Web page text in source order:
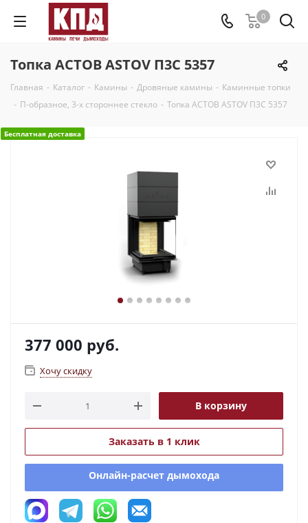
0
Топка АСТОВ ASTOV П3С 5357
Главная - Каталог - Камины - Дровяные камины - Каминные топки
- П-образное, 3-х стороннее стекло - Топка АСТОВ ASTOV П3С 5357
Бесплатная доставка
377 000 руб.
Хочу скидку
В корзину
Заказать в 1 клик
Онлайн-расчет дымохода